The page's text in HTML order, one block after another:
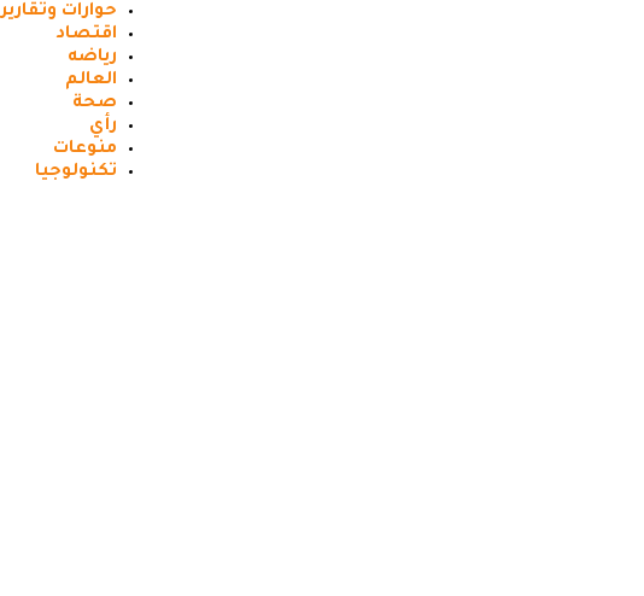
حوارات وتقارير
اقتصاد
رياضه
العالم
صحة
رأي
منوعات
تكنولوجيا